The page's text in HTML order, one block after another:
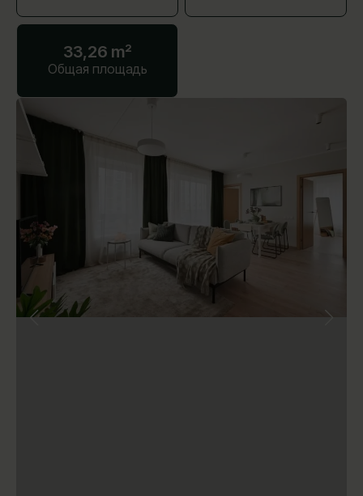
33,26 m²
Общая площадь